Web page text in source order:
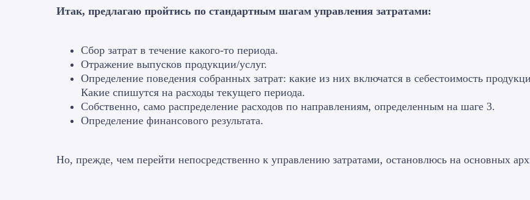
Итак, предлагаю пройтись по стандартным шагам управления затратами:
Сбор затрат в течение какого-то периода.
Отражение выпусков продукции/услуг.
Определение поведения собранных затрат: какие из них включатся в себестоимость
Какие спишутся на расходы текущего периода.
Собственно, само распределение расходов по направлениям, определенным на шаге 3.
Определение финансового результата.
Но, прежде, чем перейти непосредственно к управлению затратами, остановлюсь на основных